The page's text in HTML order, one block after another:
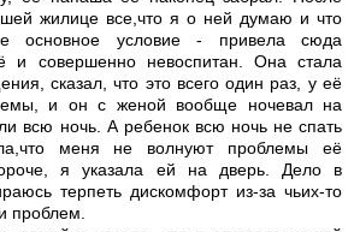
жилице все,что я о ней думаю и что
основное условие - привела сюда
и совершенно невоспитан. Она стала
сказал, что это всего один раз, у её
и он с женой вообще ночевал на
всю ночь. А ребенок всю ночь не спать
меня не волнуют проблемы её
я указала ей на дверь. Дело в
терпеть дискомфорт из-за чьих-то
проблем.